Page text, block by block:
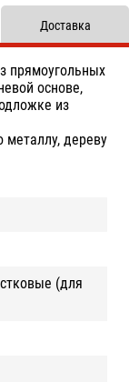
прямоугольных
основе,
из
дереву
(для
Доставка